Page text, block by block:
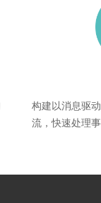
构建以消息驱
流，快速处理